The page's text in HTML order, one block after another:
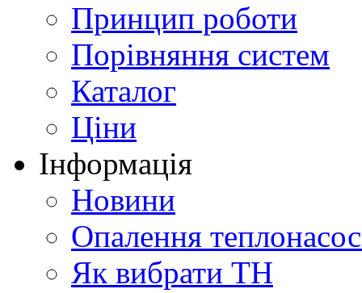
Принцип роботи
Порівняння систем
Каталог
Ціни
Інформація
Новини
Опалення
Як вибрати ТН